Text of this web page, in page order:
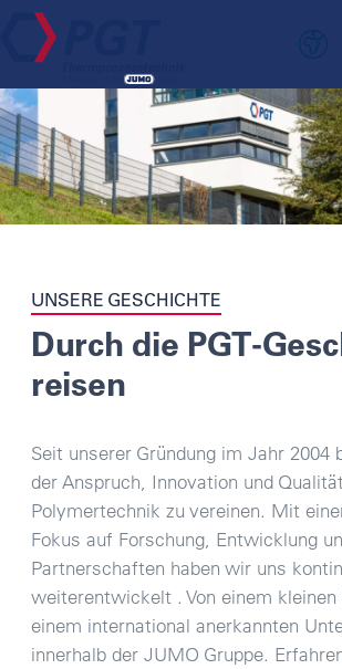
UNSERE GESCHICHTE
Durch die PGT-
reisen
Seit unserer Gründung im Jahr 2004
der Anspruch, Innovation und
Polymertechnik zu vereinen. Mit
Fokus auf Forschung, Entwicklung
Partnerschaften haben wir uns
weiterentwickelt . Von einem kleinen
einem international anerkannten
innerhalb der JUMO Gruppe.